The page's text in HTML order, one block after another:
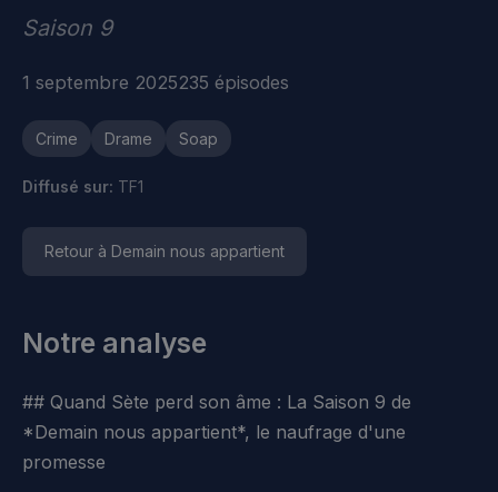
Saison 9
1 septembre 2025235 épisodes
Crime Drame Soap
Diffusé sur: TF1
Retour à Demain nous appartient
Notre analyse
## Quand Sète perd son âme : La Saison 9 de
*Demain nous appartient*, le naufrage d'une
promesse